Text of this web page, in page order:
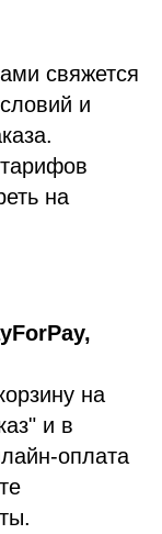
свяжется
и
на
на
и в
оплата